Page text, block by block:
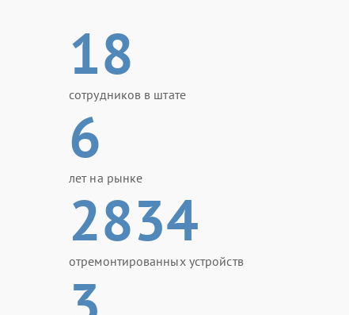
18
сотрудников в штате
6
лет на рынке
2834
отремонтированных устройств